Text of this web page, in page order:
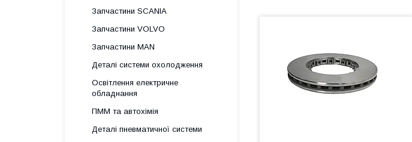
Запчастини SCANIA
Запчастини VOLVO
Запчастини MAN
Деталі системи охолодження
Освітлення електричне
обладнання
ПММ та автохімія
Деталі пневматичної системи